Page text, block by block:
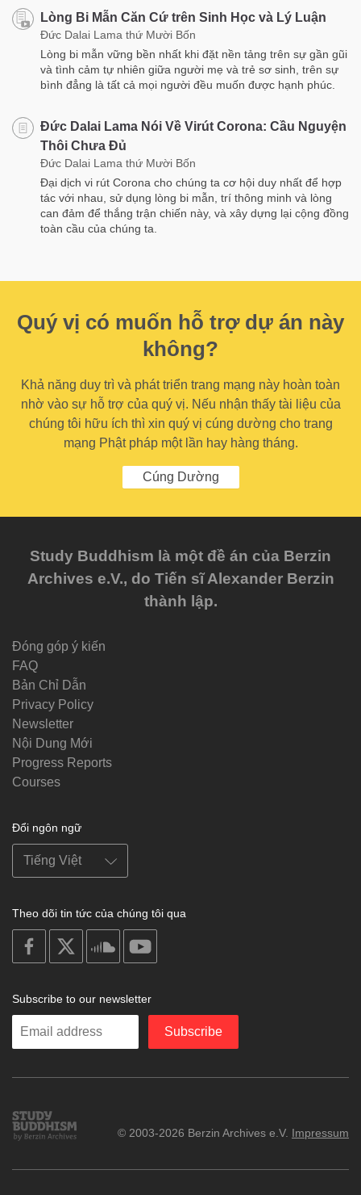
Lòng Bi Mẫn Căn Cứ trên Sinh Học và Lý Luận
Đức Dalai Lama thứ Mười Bốn
Lòng bi mẫn vững bền nhất khi đặt nền tảng trên sự gần gũi
và tình cảm tự nhiên giữa người mẹ và trẻ sơ sinh, trên sự
bình đẳng là tất cả mọi người đều muốn được hạnh phúc.
Đức Dalai Lama Nói Về Virút Corona: Cầu Nguyện
Thôi Chưa Đủ
Đức Dalai Lama thứ Mười Bốn
Đại dịch vi rút Corona cho chúng ta cơ hội duy nhất để hợp
tác với nhau, sử dụng lòng bi mẫn, trí thông minh và lòng
can đảm để thắng trận chiến này, và xây dựng lại cộng đồng
toàn cầu của chúng ta.
Quý vị có muốn hỗ trợ dự án này
không?
Khả năng duy trì và phát triển trang mạng này hoàn toàn
nhờ vào sự hỗ trợ của quý vị. Nếu nhận thấy tài liệu của
chúng tôi hữu ích thì xin quý vị cúng dường cho trang
mạng Phật pháp một lần hay hàng tháng.
Cúng Dường
Study Buddhism là một đề án của Berzin
Archives e.V., do Tiến sĩ Alexander Berzin
thành lập.
Đóng góp ý kiến
FAQ
Bản Chỉ Dẫn
Privacy Policy
Newsletter
Nội Dung Mới
Progress Reports
Courses
Đổi ngôn ngữ
Theo dõi tin tức của chúng tôi qua
on
facebook
soundcloud
Subscribe to our newsletter
Enter
Subscribe
Study
Buddhism
© 2003-2026 Berzin Archives e.V. Impressum